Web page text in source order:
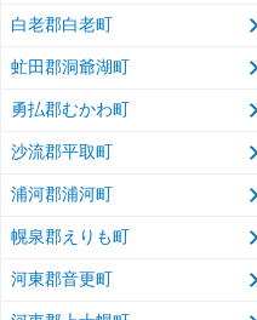
白老郡白老町
虻田郡洞爺湖町
勇払郡むかわ町
沙流郡平取町
浦河郡浦河町
幌泉郡えりも町
河東郡音更町